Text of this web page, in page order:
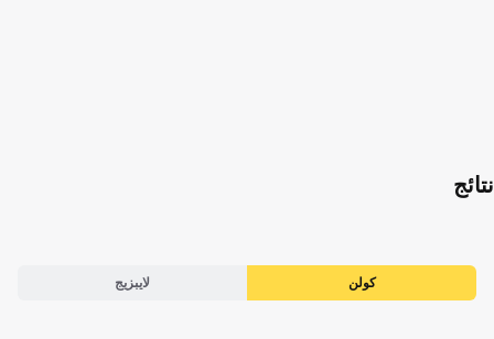
نتائج
كولن لايبزيج